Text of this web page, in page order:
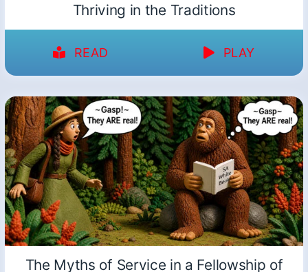
Thriving in the Traditions
READ PLAY
The Myths of Service in a Fellowship of